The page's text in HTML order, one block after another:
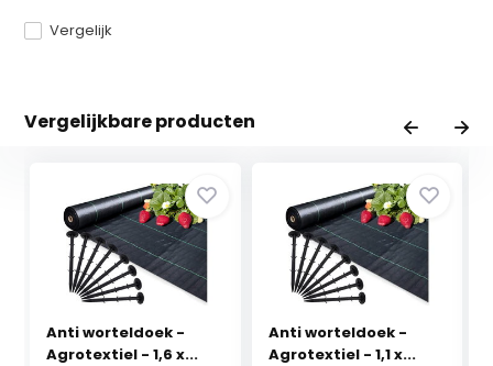
Vergelijk
Vergelijkbare producten
Anti worteldoek -
Agrotextiel - 1,6 x...
Anti worteldoek -
Agrotextiel - 1,1 x...